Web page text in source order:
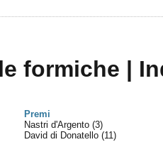
formiche |
Premi
Nastri d'Argento (3)
David di Donatello (11)